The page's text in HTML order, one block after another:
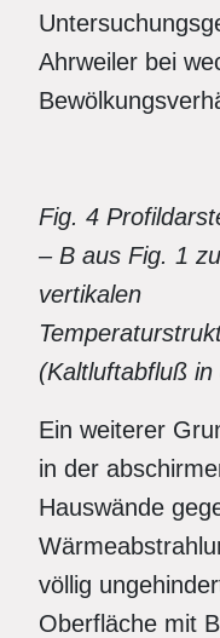
Ahrweiler bei
Fig. 4
– B aus Fig. 1
vertikalen
(Kaltluftabfluß
Ein weiterer
in der
Hauswände
völlig
Oberfläche mit